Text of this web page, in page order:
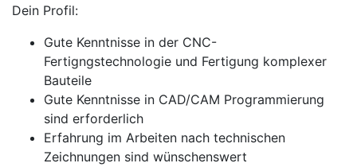
Dein Profil:
Gute Kenntnisse in der CNC-
Fertigngstechnologie und Fertigung komplexer
Bauteile
Gute Kenntnisse in CAD/CAM Programmierung
sind erforderlich
Erfahrung im Arbeiten nach technischen
Zeichnungen sind wünschenswert